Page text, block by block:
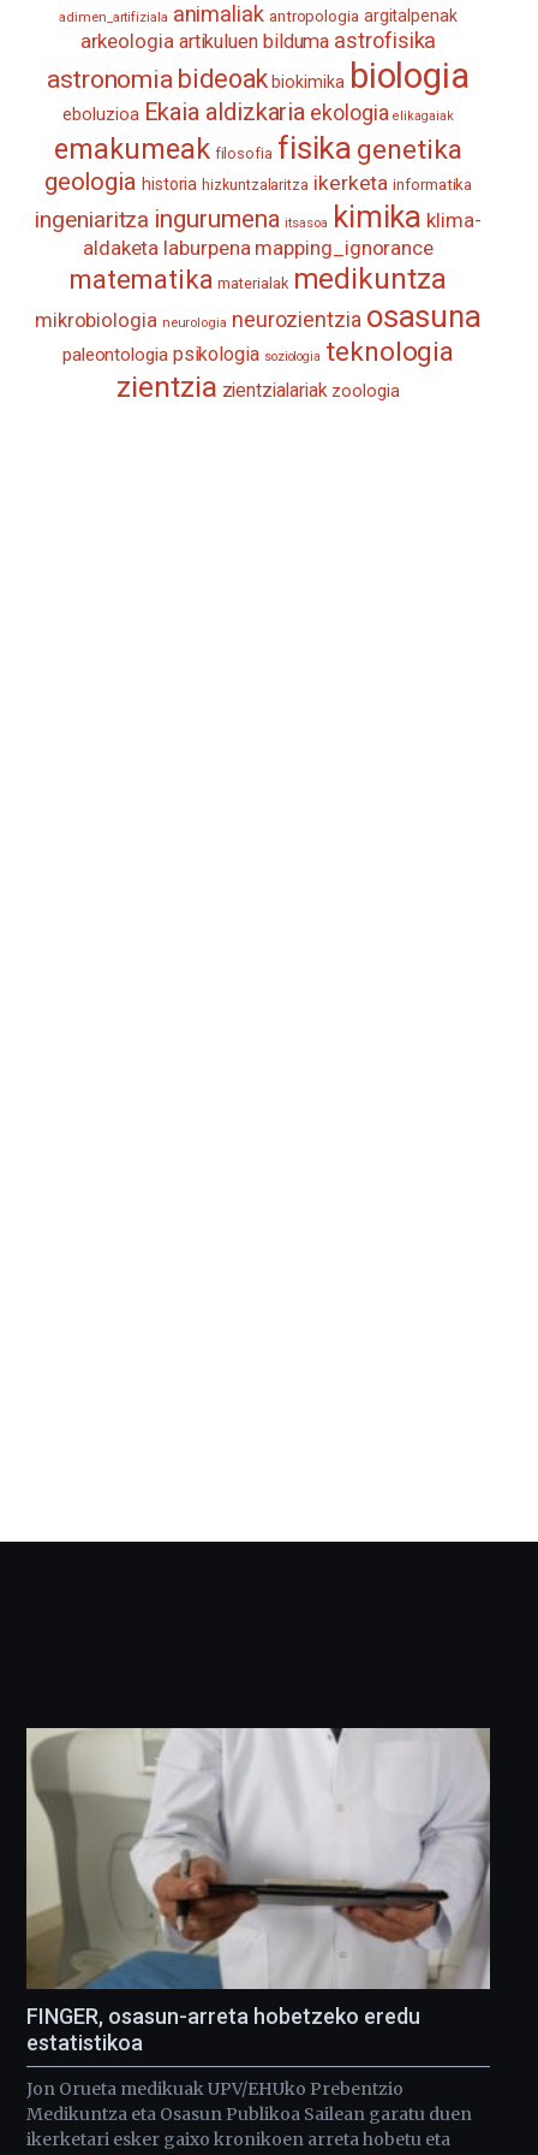
adimen_artifiziala animaliak antropologia argitalpenak
arkeologia artikuluen bilduma astrofisika
astronomia bideoak biokimika biologia
eboluzioa Ekaia aldizkaria ekologia elikagaiak
emakumeak filosofia fisika genetika
geologia historia hizkuntzalaritza ikerketa informatika
ingeniaritza ingurumena itsasoa kimika klima-
aldaketa laburpena mapping_ignorance
matematika materialak medikuntza
mikrobiologia neurologia neurozientzia osasuna
paleontologia psikologia soziologia teknologia
zientzia zientzialariak zoologia
FINGER, osasun-arreta hobetzeko eredu
estatistikoa
Jon Orueta medikuak UPV/EHUko Prebentzio
Medikuntza eta Osasun Publikoa Sailean garatu duen
ikerketari esker gaixo kronikoen arreta hobetu eta